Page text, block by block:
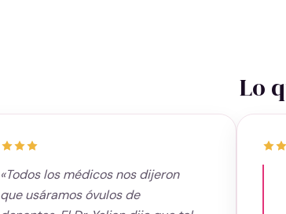
Lo
«Todos los médicos nos dijeron
que usáramos óvulos de